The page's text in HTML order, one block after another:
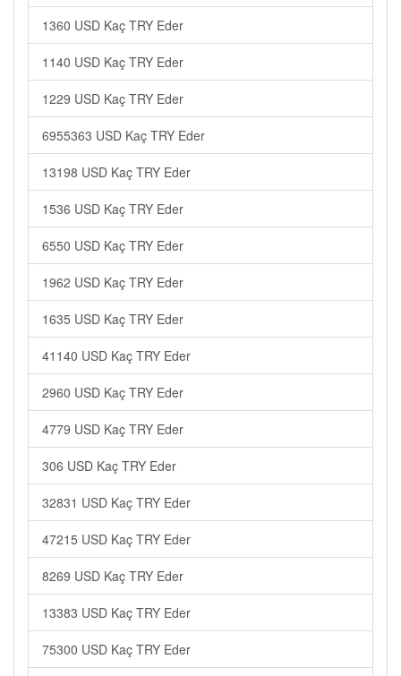
1360 USD Kaç TRY Eder
1140 USD Kaç TRY Eder
1229 USD Kaç TRY Eder
6955363 USD Kaç TRY Eder
13198 USD Kaç TRY Eder
1536 USD Kaç TRY Eder
6550 USD Kaç TRY Eder
1962 USD Kaç TRY Eder
1635 USD Kaç TRY Eder
41140 USD Kaç TRY Eder
2960 USD Kaç TRY Eder
4779 USD Kaç TRY Eder
306 USD Kaç TRY Eder
32831 USD Kaç TRY Eder
47215 USD Kaç TRY Eder
8269 USD Kaç TRY Eder
13383 USD Kaç TRY Eder
75300 USD Kaç TRY Eder